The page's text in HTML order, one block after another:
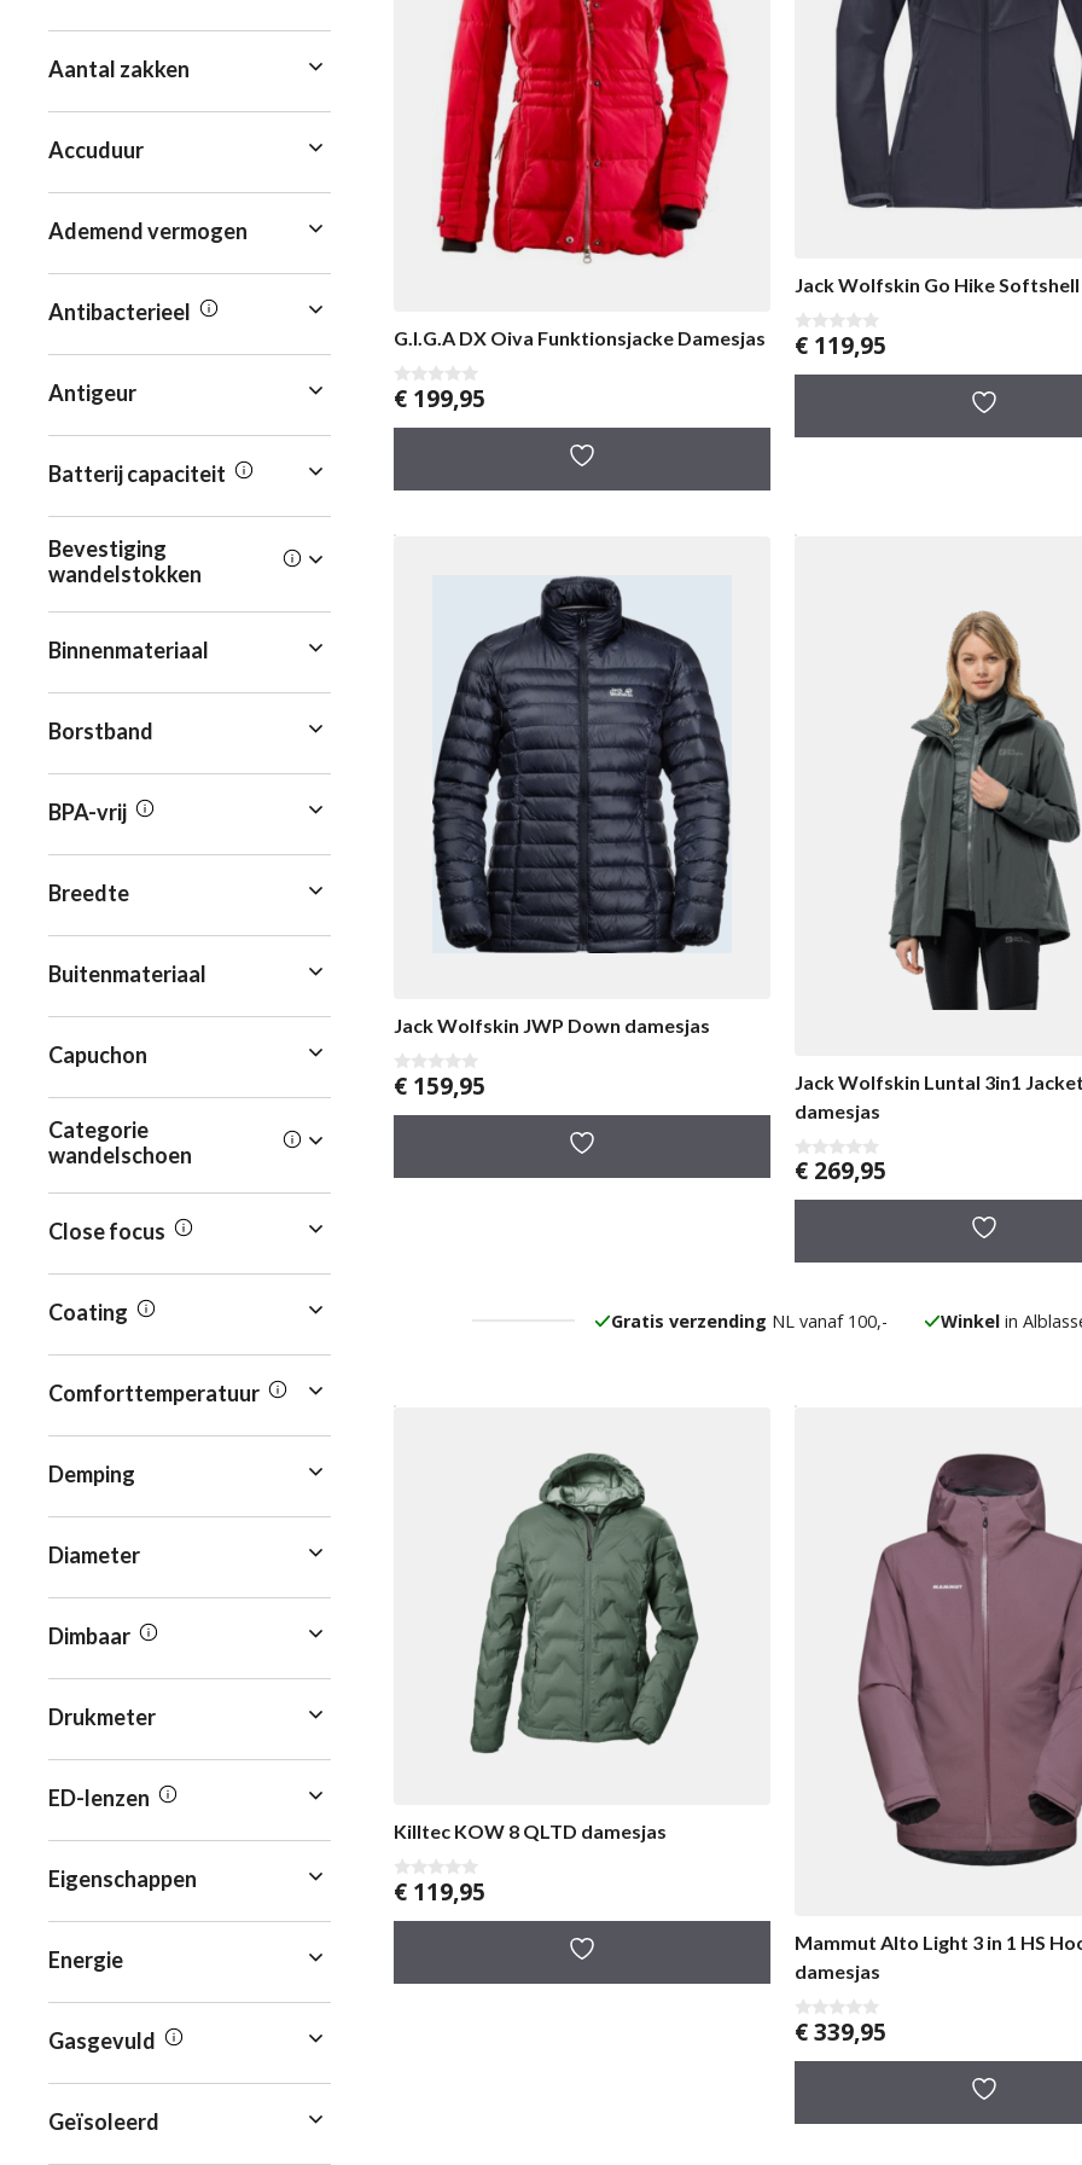
G.I.G.A DX Oiva Funktionsjacke Damesjas
0
v
a
€199,95
Jack Wolfskin Go Hike
0
v
a
€ 119,95
Jack Wolfskin JWP Down damesjas
0
v
a
€159,95
Jack Wolfskin Luntal 3in1
damesjas
0
a
€ 269,95
Gratis verzending NL vanaf 100,- Winkel in
Killtec KOW 8 QLTD damesjas
0
v
a
€119,95
Mammut Alto Light 3 in 1 HS
damesjas
0
v
a
€339,95
Aantal zakken
Accuduur
Ademend vermogen
Antibacterieel
Antigeur
Batterij capaciteit
Bevestiging
wandelstokken
Binnenmateriaal
Borstband
BPA-vrij
Breedte
Buitenmateriaal
Capuchon
Categorie
wandelschoen
Close focus
Coating
Comforttemperatuur
Demping
Diameter
Dimbaar
Drukmeter
ED-lenzen
Eigenschappen
Energie
Gasgevuld
Geïsoleerd